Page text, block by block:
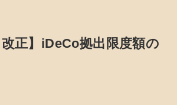
改正】iDeCo拠出限度額の